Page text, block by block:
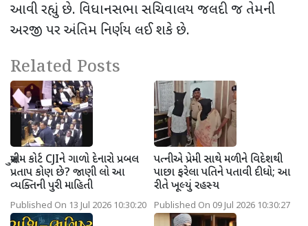
આવી રહ્યું છે. વિધાનસભા સચિવાલય જલદી જ તેમની
અરજી પર અંતિમ નિર્ણય લઈ શકે છે.
Related Posts
સુપ્રીમ કોર્ટ CJIને ગાળો દેનારો પ્રબલ
પ્રતાપ કોણ છે? જાણી લો આ
વ્યક્તિની પુરી માહિતી
Published On 13 Jul 2026 10:30:20
પત્નીએ પ્રેમી સાથે મળીને વિદેશથી
પાછા ફરેલા પતિને પતાવી દીધો; આ
રીતે ખૂલ્યું રહસ્ય
Published On 09 Jul 2026 10:30:27